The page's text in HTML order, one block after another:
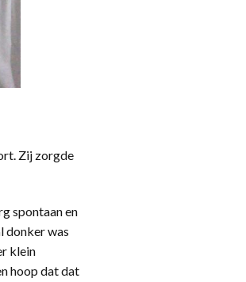
Zij zorgde
spontaan en
donker was
klein
hoop dat dat